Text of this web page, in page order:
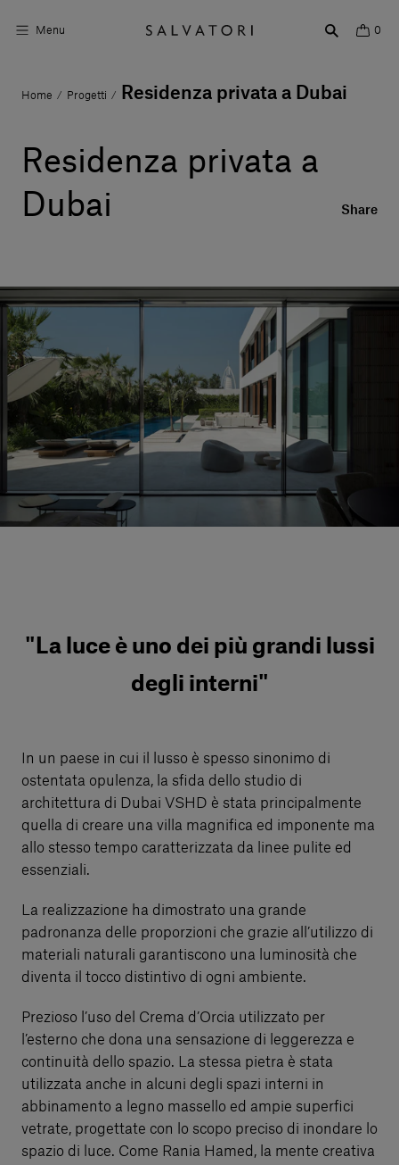
Menu 0
Superfici
Ambienti
Storie di Design
Chi siamo
Vieni a trovarci
Servizi al cliente
Home / Progetti / Residenza privata a Dubai
Residenza privata a
Dubai
Share
"La luce è uno dei più grandi lussi
degli interni"
In un paese in cui il lusso è spesso sinonimo di
ostentata opulenza, la sfida dello studio di
architettura di Dubai VSHD è stata principalmente
quella di creare una villa magnifica ed imponente ma
allo stesso tempo caratterizzata da linee pulite ed
essenziali.
La realizzazione ha dimostrato una grande
padronanza delle proporzioni che grazie all’utilizzo di
materiali naturali garantiscono una luminosità che
diventa il tocco distintivo di ogni ambiente.
Prezioso l’uso del Crema d’Orcia utilizzato per
l’esterno che dona una sensazione di leggerezza e
continuità dello spazio. La stessa pietra è stata
utilizzata anche in alcuni degli spazi interni in
abbinamento a legno massello ed ampie superfici
vetrate, progettate con lo scopo preciso di inondare lo
spazio di luce. Come Rania Hamed, la mente creativa